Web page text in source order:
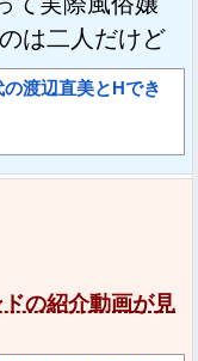
は二人だけど
の渡辺直美とHでき
の紹介動画が見